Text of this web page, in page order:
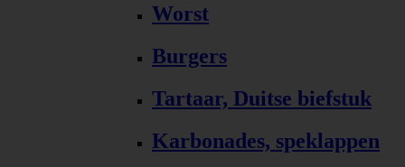
Worst
Burgers
Tartaar, Duitse biefstuk
Karbonades, speklappen